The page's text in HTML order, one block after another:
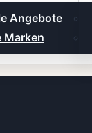
Angebote
Marken